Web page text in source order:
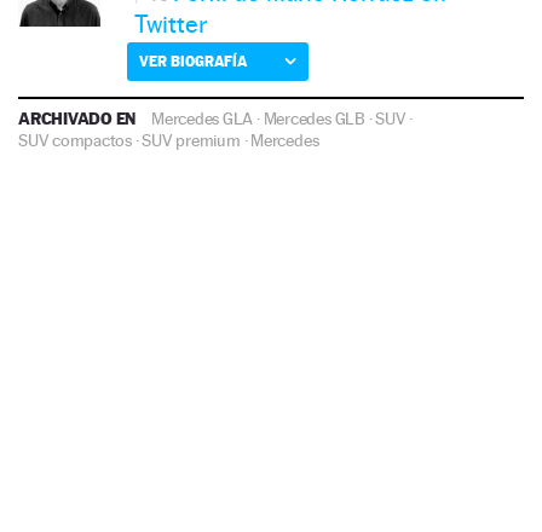
Twitter
VER BIOGRAFÍA
ARCHIVADO EN Mercedes GLA · Mercedes GLB ·SUV ·
SUV compactos ·SUV premium ·Mercedes